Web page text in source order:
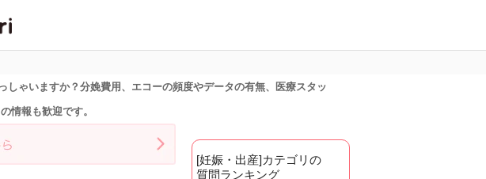
ゃいますか？分娩費用、エコーの頻度やデータの有無、医療スタッ
情報も歓迎です。
[妊娠・出産]カテゴリの
質問ランキング